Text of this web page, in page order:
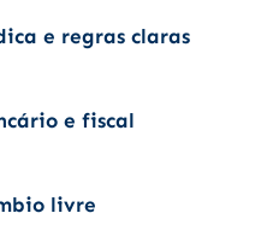
e regras claras
e fiscal
livre